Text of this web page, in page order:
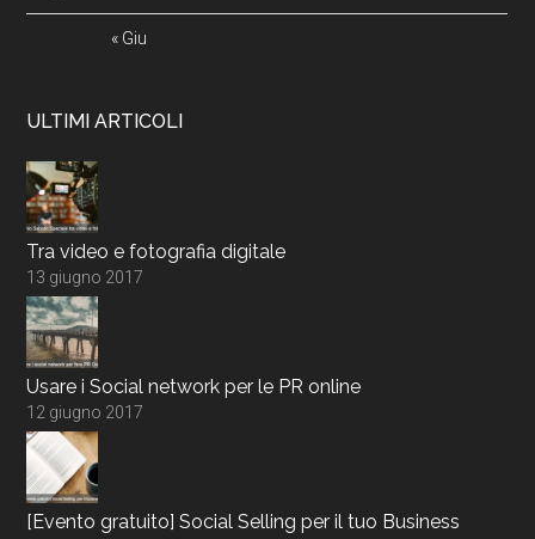
« Giu
ULTIMI ARTICOLI
Tra video e fotografia digitale
13 giugno 2017
Usare i Social network per le PR online
12 giugno 2017
[Evento gratuito] Social Selling per il tuo Business